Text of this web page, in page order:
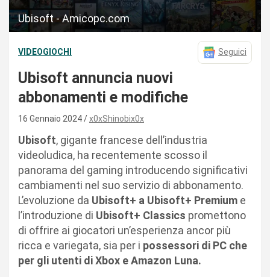
Ubisoft - Amicopc.com
VIDEOGIOCHI Seguici
Ubisoft annuncia nuovi
abbonamenti e modifiche
16 Gennaio 2024 x0xShinobix0x
Ubisoft, gigante francese dell’industria
videoludica, ha recentemente scosso il
panorama del gaming introducendo significativi
cambiamenti nel suo servizio di abbonamento.
L’evoluzione da Ubisoft+ a Ubisoft+ Premium e
l’introduzione di Ubisoft+ Classics promettono
di offrire ai giocatori un’esperienza ancor più
ricca e variegata, sia per i possessori di PC che
per gli utenti di Xbox e Amazon Luna.